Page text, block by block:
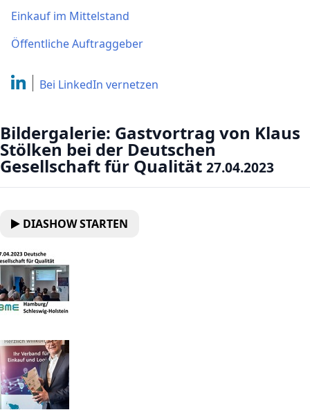
Einkauf im Mittelstand
Öffentliche Auftraggeber
Bei LinkedIn vernetzen
Bildergalerie: Gastvortrag von Klaus
Stölken bei der Deutschen
Gesellschaft für Qualität 27.04.2023
DIASHOW STARTEN